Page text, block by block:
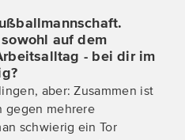
auf dem
- bei dir im
aber: Zusammen ist
gegen mehrere
schwierig ein Tor